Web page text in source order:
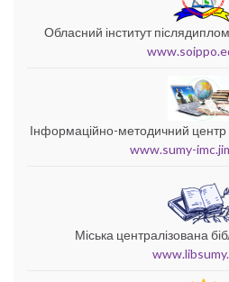
Обласний інститут
Інформаційно-методичний центр
www.sumy-
Міська централізована